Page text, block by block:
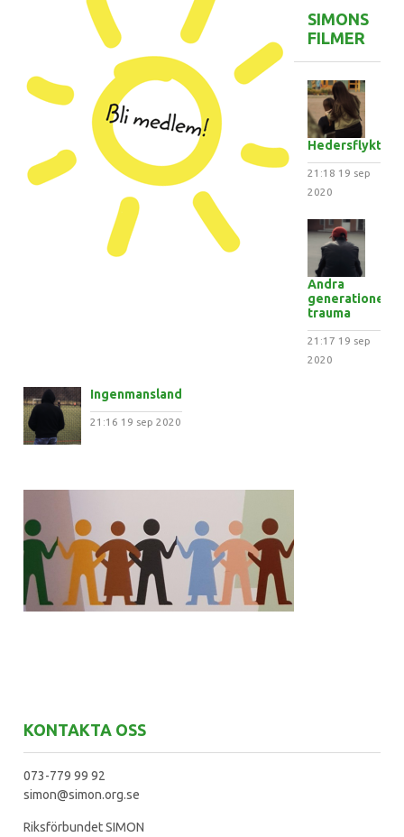
SIMONS
FILMER
Hedersflykten
21:18 19 sep
2020
Andra
generationens
trauma
21:17 19 sep
2020
Ingenmansland
21:16 19 sep 2020
KONTAKTA OSS
073-779 99 92
simon@simon.org.se
Riksförbundet SIMON